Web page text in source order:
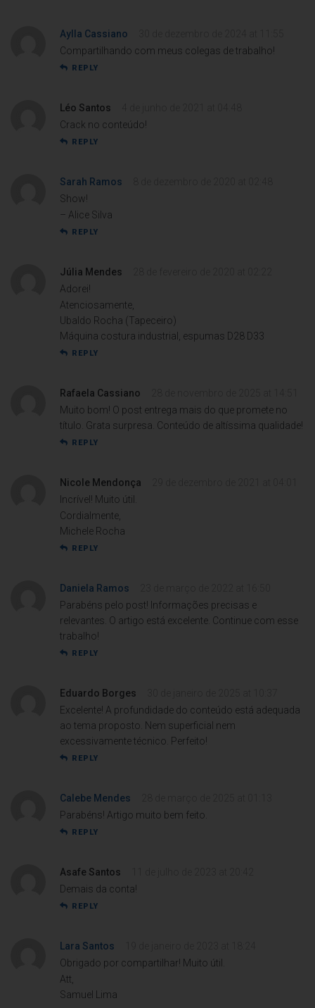
Aylla Cassiano
Compartilhando com meus colegas de trabalho!
REPLY
Léo Santos
Crack no conteúdo!
REPLY
Sarah Ramos
Show!
– Alice Silva
REPLY
Júlia Mendes
Adorei!
Atenciosamente,
Ubaldo Rocha (Tapeceiro)
Máquina costura industrial, espumas D28 D33
REPLY
Rafaela Cassiano
Muito bom! O post entrega mais do que promete no
título. Grata surpresa. Conteúdo de altíssima qualidade!
REPLY
Nicole Mendonça
Incrível! Muito útil.
Cordialmente,
Michele Rocha
REPLY
Daniela Ramos
Parabéns pelo post! Informações precisas e
relevantes. O artigo está excelente. Continue com esse
trabalho!
REPLY
Eduardo Borges
Excelente! A profundidade do conteúdo está adequada
ao tema proposto. Nem superficial nem
excessivamente técnico. Perfeito!
REPLY
Calebe Mendes
Parabéns! Artigo muito bem feito.
REPLY
Asafe Santos
Demais da conta!
REPLY
Lara Santos
Obrigado por compartilhar! Muito útil.
Att,
Samuel Lima